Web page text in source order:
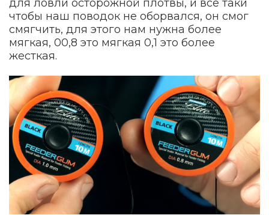
для ловли осторожной плотвы, и все таки
чтобы наш поводок не оборвался, он смог
смягчить, для этого нам нужна более
мягкая, 00,8 это мягкая 0,1 это более
жесткая.